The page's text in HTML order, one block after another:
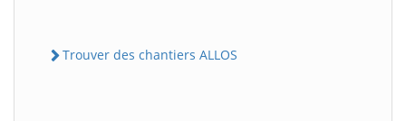
Trouver des chantiers ALLOS